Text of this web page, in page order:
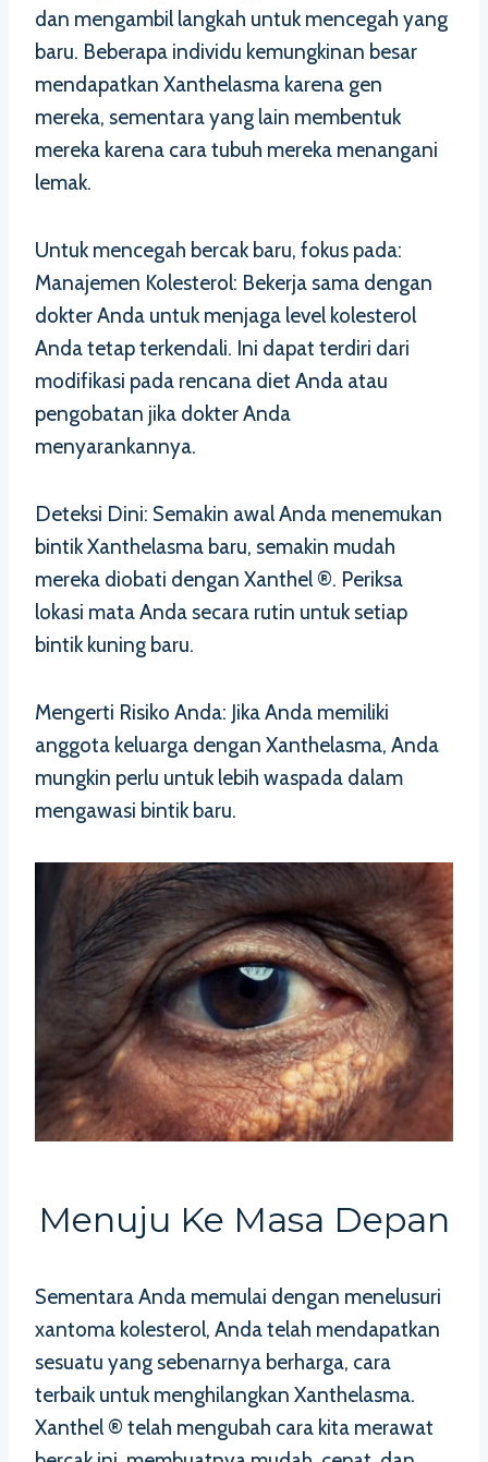
dan mengambil langkah untuk mencegah yang
baru. Beberapa individu kemungkinan besar
mendapatkan Xanthelasma karena gen
mereka, sementara yang lain membentuk
mereka karena cara tubuh mereka menangani
lemak.
Untuk mencegah bercak baru, fokus pada:
Manajemen Kolesterol: Bekerja sama dengan
dokter Anda untuk menjaga level kolesterol
Anda tetap terkendali. Ini dapat terdiri dari
modifikasi pada rencana diet Anda atau
pengobatan jika dokter Anda
menyarankannya.
Deteksi Dini: Semakin awal Anda menemukan
bintik Xanthelasma baru, semakin mudah
mereka diobati dengan Xanthel ®. Periksa
lokasi mata Anda secara rutin untuk setiap
bintik kuning baru.
Mengerti Risiko Anda: Jika Anda memiliki
anggota keluarga dengan Xanthelasma, Anda
mungkin perlu untuk lebih waspada dalam
mengawasi bintik baru.
Menuju Ke Masa Depan
Sementara Anda memulai dengan menelusuri
xantoma kolesterol, Anda telah mendapatkan
sesuatu yang sebenarnya berharga, cara
terbaik untuk menghilangkan Xanthelasma.
Xanthel ® telah mengubah cara kita merawat